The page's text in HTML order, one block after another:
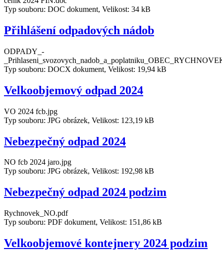
Typ souboru: DOC dokument, Velikost: 34 kB
Přihlášení odpadových nádob
ODPADY_-
Typ souboru: DOCX dokument, Velikost: 19,94 kB
Velkoobjemový odpad 2024
VO 2024 fcb.jpg
Typ souboru: JPG obrázek, Velikost: 123,19 kB
Nebezpečný odpad 2024
NO fcb 2024 jaro.jpg
Typ souboru: JPG obrázek, Velikost: 192,98 kB
Nebezpečný odpad 2024 podzim
Rychnovek_NO.pdf
Typ souboru: PDF dokument, Velikost: 151,86 kB
Velkoobjemové kontejnery 2024 podzim